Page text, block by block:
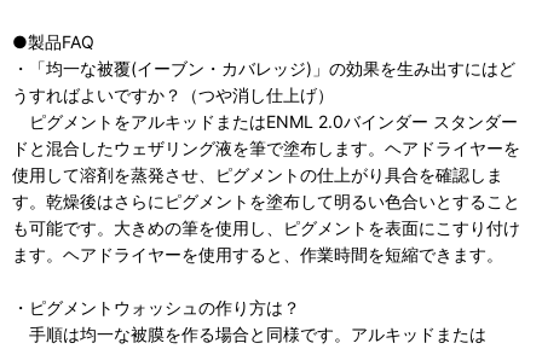
●製品FAQ
・「均一な被覆(イーブン・カバレッジ)」の効果を生み出すにはど
うすればよいですか？（つや消し仕上げ）
ピグメントをアルキッドまたはENML 2.0バインダー スタンダー
ドと混合したウェザリング液を筆で塗布します。ヘアドライヤーを
使用して溶剤を蒸発させ、ピグメントの仕上がり具合を確認しま
す。乾燥後はさらにピグメントを塗布して明るい色合いとすること
も可能です。大きめの筆を使用し、ピグメントを表面にこすり付け
ます。ヘアドライヤーを使用すると、作業時間を短縮できます。
・ピグメントウォッシュの作り方は？
手順は均一な被膜を作る場合と同様です。アルキッドまたは